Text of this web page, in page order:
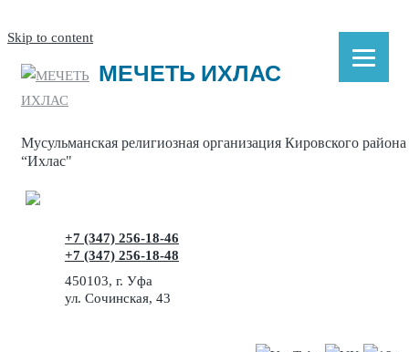
Skip to content
МЕЧЕТЬ ИХЛАС
Мусульманская религиозная организация Кировского
“Ихлас"
+7 (347) 256-18-46
+7 (347) 256-18-48
450103, г. Уфа
ул. Сочинская, 43